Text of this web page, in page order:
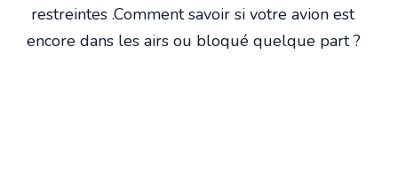
restreintes .Comment savoir si votre avion est
encore dans les airs ou bloqué quelque part ?